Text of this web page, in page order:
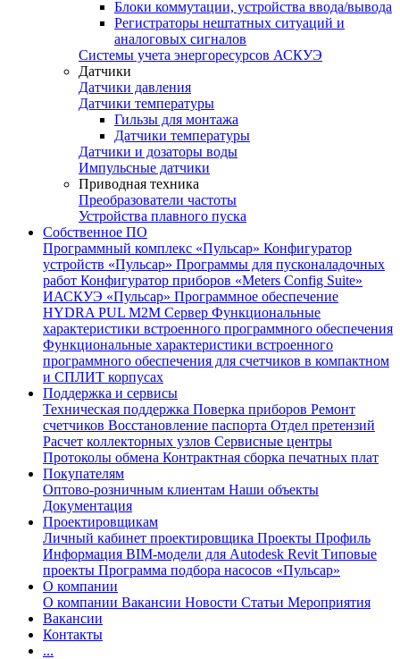
Блоки коммутации, устройства ввода/вывода
Регистраторы нештатных ситуаций и
аналоговых сигналов
Системы учета энергоресурсов АСКУЭ
Датчики
Датчики давления
Датчики температуры
Гильзы для монтажа
Датчики температуры
Датчики и дозаторы воды
Импульсные датчики
Приводная техника
Преобразователи частоты
Устройства плавного пуска
Собственное ПО
Программный комплекс «Пульсар» Конфигуратор
устройств «Пульсар» Программы для пусконаладочных
работ Конфигуратор приборов «Meters Config Suite»
ИАСКУЭ «Пульсар» Программное обеспечение
HYDRA PUL M2M Сервер Функциональные
характеристики встроенного программного обеспечения
Функциональные характеристики встроенного
программного обеспечения для счетчиков в компактном
и СПЛИТ корпусах
Поддержка и сервисы
Техническая поддержка Поверка приборов Ремонт
счетчиков Восстановление паспорта Отдел претензий
Расчет коллекторных узлов Сервисные центры
Протоколы обмена Контрактная сборка печатных плат
Покупателям
Оптово-розничным клиентам Наши объекты
Документация
Проектировщикам
Личный кабинет проектировщика Проекты Профиль
Информация BIM-модели для Autodesk Revit Типовые
проекты Программа подбора насосов «Пульсар»
О компании
О компании Вакансии Новости Статьи Мероприятия
Вакансии
Контакты
...